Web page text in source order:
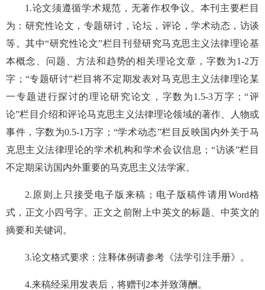
1.论文须遵循学术规范，无著作权争议。本刊主要栏目
为：研究性论文，专题研讨，论坛，评论，学术动态，访谈
等。其中“研究性论文”栏目刊登研究马克思主义法律理论基
本概念、问题、方法和趋势的相关理论文章，字数为1-2万
字；“专题研讨”栏目将不定期发表对马克思主义法律理论某
一专题进行探讨的理论研究论文，字数为1.5-3万字；“评
论”栏目介绍和评论马克思主义法律理论领域的著作、人物或
事件，字数为0.5-1万字；“学术动态”栏目反映国内外关于马
克思主义法律理论的学术机构和学术会议信息；“访谈”栏目
不定期采访国内外重要的马克思主义法学家。
2.原则上只接受电子版来稿；电子版稿件请用Word格
式，正文小四号字。正文之前附上中英文的标题、中英文的
摘要和关键词。
3.论文格式要求：注释体例请参考《法学引注手册》。
4.来稿经采用发表后，将赠刊2本并致薄酬。